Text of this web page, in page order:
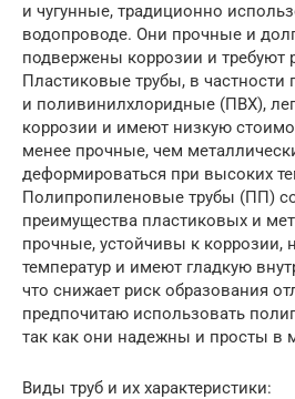
и чугунные, традиционно
водопроводе. Они прочные и
подвержены коррозии и требуют
Пластиковые трубы, в
и поливинилхлоридные (ПВХ),
коррозии и имеют низкую
менее прочные, чем
деформироваться при высоких
Полипропиленовые трубы (ПП)
преимущества пластиковых и
прочные, устойчивы к коррозии,
температур и имеют гладкую
что снижает риск образования
предпочитаю использовать
так как они надежны и просты в
Виды труб и их характеристики: